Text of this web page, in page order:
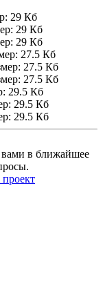
29 Кб
29 Кб
29 Кб
27.5 Кб
27.5 Кб
27.5 Кб
29.5 Кб
29.5 Кб
29.5 Кб
вами в ближайшее